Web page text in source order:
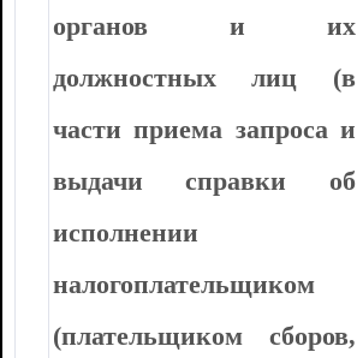
органов и их
должностных лиц (в
части приема запроса и
выдачи справки об
исполнении
налогоплательщиком
(плательщиком сборов,